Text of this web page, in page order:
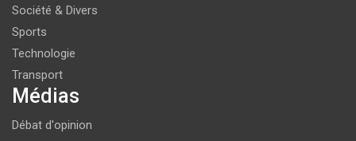
Société & Divers
Sports
Technologie
Transport
Médias
Débat d'opinion